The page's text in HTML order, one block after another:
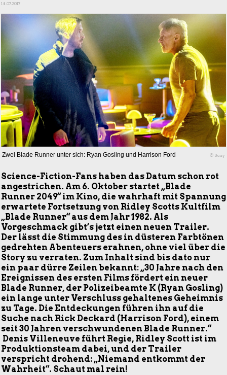
18.07.2017
Zwei Blade Runner unter sich: Ryan Gosling und Harrison Ford © Sony
Science-Fiction-Fans haben das Datum schon rot
angestrichen. Am 6. Oktober startet „Blade
Runner 2049“ im Kino, die wahrhaft mit Spannung
erwartete Fortsetzung von Ridley Scotts Kultfilm
„Blade Runner“ aus dem Jahr 1982. Als
Vorgeschmack gibt’s jetzt einen neuen Trailer.
Der lässt die Stimmung des in düsteren Farbtönen
gedrehten Abenteuers erahnen, ohne viel über die
Story zu verraten. Zum Inhalt sind bis dato nur
ein paar dürre Zeilen bekannt: „30 Jahre nach den
Ereignissen des ersten Films fördert ein neuer
Blade Runner, der Polizeibeamte K (Ryan Gosling)
ein lange unter Verschluss gehaltenes Geheimnis
zu Tage. Die Entdeckungen führen ihn auf die
Suche nach Rick Deckard (Harrison Ford), einem
seit 30 Jahren verschwundenen Blade Runner.“
Denis Villeneuve führt Regie, Ridley Scott ist im
Produktionsteam dabei, und der Trailer
verspricht drohend: „Niemand entkommt der
Wahrheit“. Schaut mal rein!